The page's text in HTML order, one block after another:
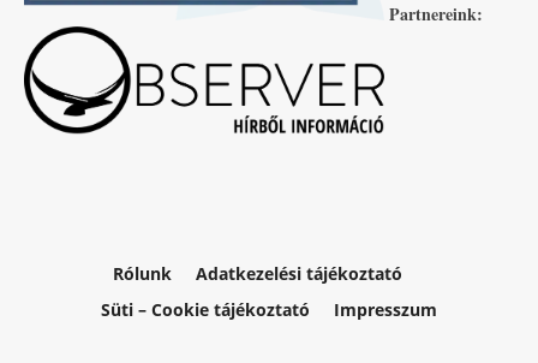
Partnereink:
Rólunk
Adatkezelési tájékoztató
Süti – Cookie tájékoztató
Impresszum